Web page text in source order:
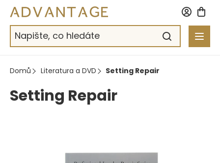
Přejít
obsah
Domů Literatura a DVD Setting Repair
Setting Repair